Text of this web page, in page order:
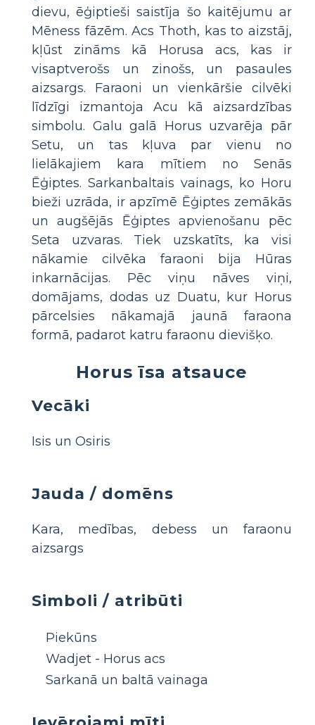
dievu, ēģiptieši saistīja šo kaitējumu ar
Mēness fāzēm. Acs Thoth, kas to aizstāj,
kļūst zināms kā Horusa acs, kas ir
visaptverošs un zinošs, un pasaules
aizsargs. Faraoni un vienkāršie cilvēki
līdzīgi izmantoja Acu kā aizsardzības
simbolu. Galu galā Horus uzvarēja pār
Setu, un tas kļuva par vienu no
lielākajiem kara mītiem no Senās
Ēģiptes. Sarkanbaltais vainags, ko Horu
bieži uzrāda, ir apzīmē Ēģiptes zemākās
un augšējās Ēģiptes apvienošanu pēc
Seta uzvaras. Tiek uzskatīts, ka visi
nākamie cilvēka faraoni bija Hūras
inkarnācijas. Pēc viņu nāves viņi,
domājams, dodas uz Duatu, kur Horus
pārcelsies nākamajā jaunā faraona
formā, padarot katru faraonu dievišķo.
Horus īsa atsauce
Vecāki
Isis un Osiris
Jauda / domēns
Kara, medības, debess un faraonu
aizsargs
Simboli / atribūti
Piekūns
Wadjet - Horus acs
Sarkanā un baltā vainaga